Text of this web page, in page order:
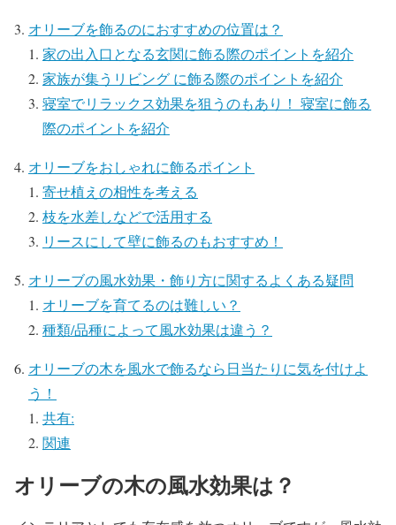
オリーブを飾るのにおすすめの位置は？
家の出入口となる玄関に飾る際のポイントを紹介
家族が集うリビング に飾る際のポイントを紹介
寝室でリラックス効果を狙うのもあり！ 寝室に飾る
際のポイントを紹介
オリーブをおしゃれに飾るポイント
寄せ植えの相性を考える
枝を水差しなどで活用する
リースにして壁に飾るのもおすすめ！
オリーブの風水効果・飾り方に関するよくある疑問
オリーブを育てるのは難しい？
種類/品種によって風水効果は違う？
オリーブの木を風水で飾るなら日当たりに気を付けよ
う！
共有:
関連
オリーブの木の風水効果は？